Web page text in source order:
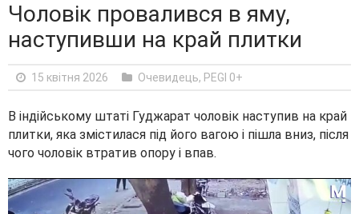
Чоловік провалився в яму,
наступивши на край плитки
15 квітня 2026 Очевидець, PEGI 0+
В індійському штаті Гуджарат чоловік наступив на край
плитки, яка змістилася під його вагою і пішла вниз, після
чого чоловік втратив опору і впав.
V
i